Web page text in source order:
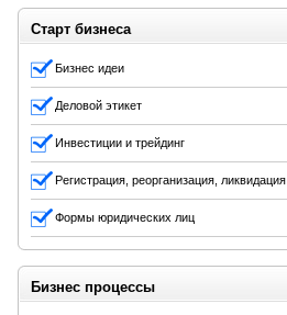
Старт бизнеса
Бизнес идеи
Деловой этикет
Инвестиции и трейдинг
Регистрация, реорганизация, ликвидация
Формы юридических лиц
Бизнес процессы